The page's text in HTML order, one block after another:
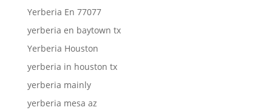
Yerberia En 77077
yerberia en baytown tx
Yerberia Houston
yerberia in houston tx
yerberia mainly
yerberia mesa az